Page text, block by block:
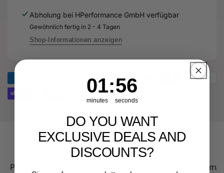
903
D
-
Ersatzteil
927
903
D
Original
Abholung bei HPerformance GmbH verfügbar
Gewöhnlich fertig in 2 - 4 Tagen
Shop-Informationen anzeigen
Produktbeschreibung Wichtige Hinweise zum
Countdown ends in:
1
01
minutes
: 56
56
seconds
DO YOU WANT
EXCLUSIVE DEALS AND
DISCOUNTS?